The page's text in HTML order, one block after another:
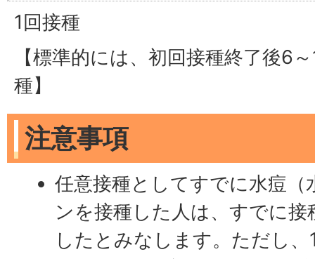
1回接種
【標準的には、初回接種終了後6
種】
注意事項
任意接種としてすでに水痘
ンを接種した人は、すでに
したとみなします。ただし